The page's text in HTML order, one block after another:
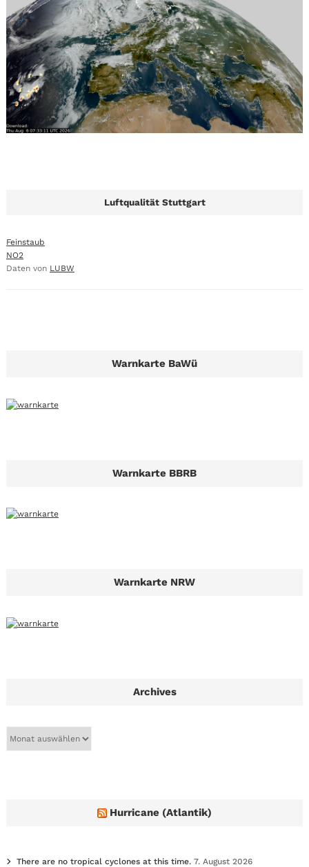
Luftqualität Stuttgart
Feinstaub
NO2
Daten von LUBW
Warnkarte BaWü
Warnkarte BBRB
Warnkarte NRW
Archives
Hurricane (Atlantik)
There are no tropical cyclones at this time. 7. August 2026